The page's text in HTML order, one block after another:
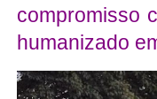
compromisso
humanizado